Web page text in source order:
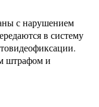
с нарушением
в систему
штрафом и